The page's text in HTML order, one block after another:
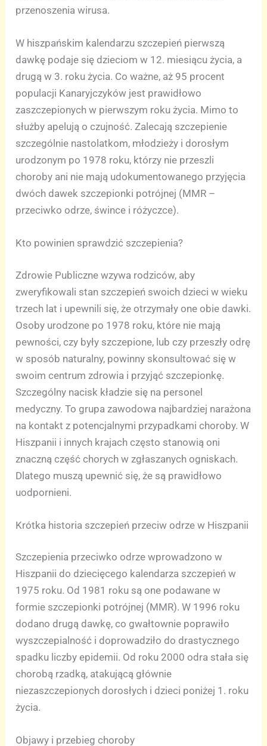
przenoszenia wirusa.
W hiszpańskim kalendarzu szczepień pierwszą
dawkę podaje się dzieciom w 12. miesiącu życia, a
drugą w 3. roku życia. Co ważne, aż 95 procent
populacji Kanaryjczyków jest prawidłowo
zaszczepionych w pierwszym roku życia. Mimo to
służby apelują o czujność. Zalecają szczepienie
szczególnie nastolatkom, młodzieży i dorosłym
urodzonym po 1978 roku, którzy nie przeszli
choroby ani nie mają udokumentowanego przyjęcia
dwóch dawek szczepionki potrójnej (MMR –
przeciwko odrze, śwince i różyczce).
Kto powinien sprawdzić szczepienia?
Zdrowie Publiczne wzywa rodziców, aby
zweryfikowali stan szczepień swoich dzieci w wieku
trzech lat i upewnili się, że otrzymały one obie dawki.
Osoby urodzone po 1978 roku, które nie mają
pewności, czy były szczepione, lub czy przeszły odrę
w sposób naturalny, powinny skonsultować się w
swoim centrum zdrowia i przyjąć szczepionkę.
Szczególny nacisk kładzie się na personel
medyczny. To grupa zawodowa najbardziej narażona
na kontakt z potencjalnymi przypadkami choroby. W
Hiszpanii i innych krajach często stanowią oni
znaczną część chorych w zgłaszanych ogniskach.
Dlatego muszą upewnić się, że są prawidłowo
uodpornieni.
Krótka historia szczepień przeciw odrze w Hiszpanii
Szczepienia przeciwko odrze wprowadzono w
Hiszpanii do dziecięcego kalendarza szczepień w
1975 roku. Od 1981 roku są one podawane w
formie szczepionki potrójnej (MMR). W 1996 roku
dodano drugą dawkę, co gwałtownie poprawiło
wyszczepialność i doprowadziło do drastycznego
spadku liczby epidemii. Od roku 2000 odra stała się
chorobą rzadką, atakującą głównie
niezaszczepionych dorosłych i dzieci poniżej 1. roku
życia.
Objawy i przebieg choroby